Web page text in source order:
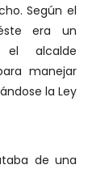
Según el
era un
alcalde
manejar
la Ley
de una